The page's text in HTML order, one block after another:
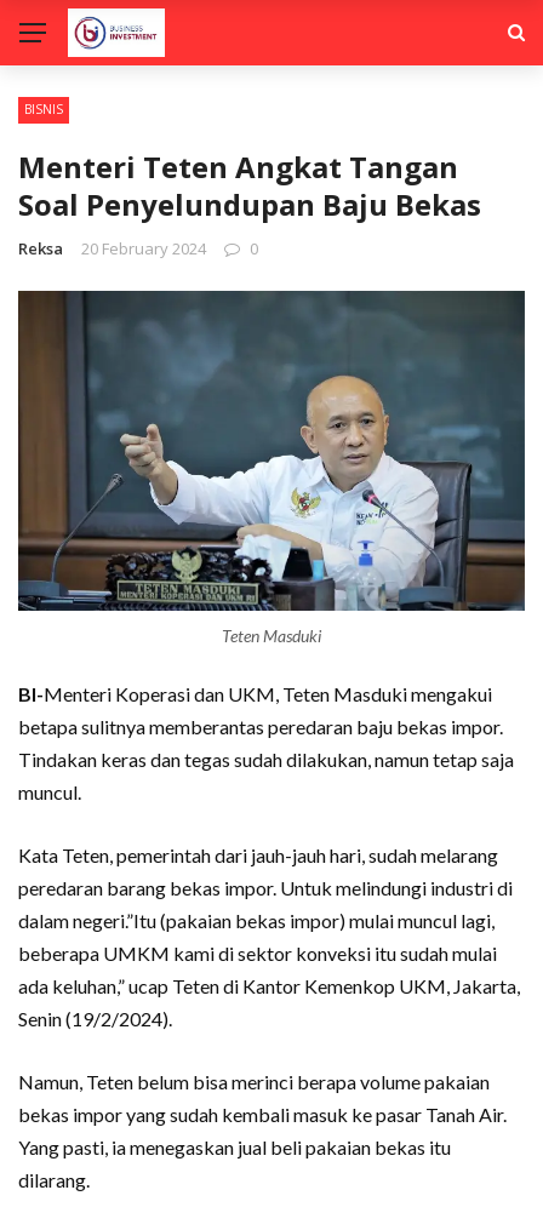
BISNIS
Menteri Teten Angkat Tangan
Soal Penyelundupan Baju Bekas
Reksa 20 February 2024 0
Teten Masduki
BI-Menteri Koperasi dan UKM, Teten Masduki mengakui
betapa sulitnya memberantas peredaran baju bekas impor.
Tindakan keras dan tegas sudah dilakukan, namun tetap saja
muncul.
Kata Teten, pemerintah dari jauh-jauh hari, sudah melarang
peredaran barang bekas impor. Untuk melindungi industri di
dalam negeri.”Itu (pakaian bekas impor) mulai muncul lagi,
beberapa UMKM kami di sektor konveksi itu sudah mulai
ada keluhan,” ucap Teten di Kantor Kemenkop UKM, Jakarta,
Senin (19/2/2024).
Namun, Teten belum bisa merinci berapa volume pakaian
bekas impor yang sudah kembali masuk ke pasar Tanah Air.
Yang pasti, ia menegaskan jual beli pakaian bekas itu
dilarang.